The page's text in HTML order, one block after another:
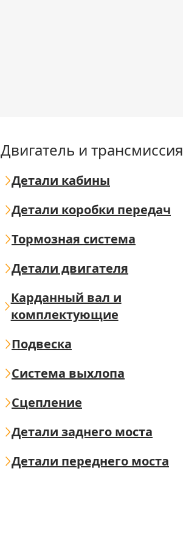
Двигатель и трансмиссия
Детали кабины
Детали коробки передач
Тормозная система
Детали двигателя
Карданный вал и
комплектующие
Подвеска
Система выхлопа
Сцепление
Детали заднего моста
Детали переднего моста